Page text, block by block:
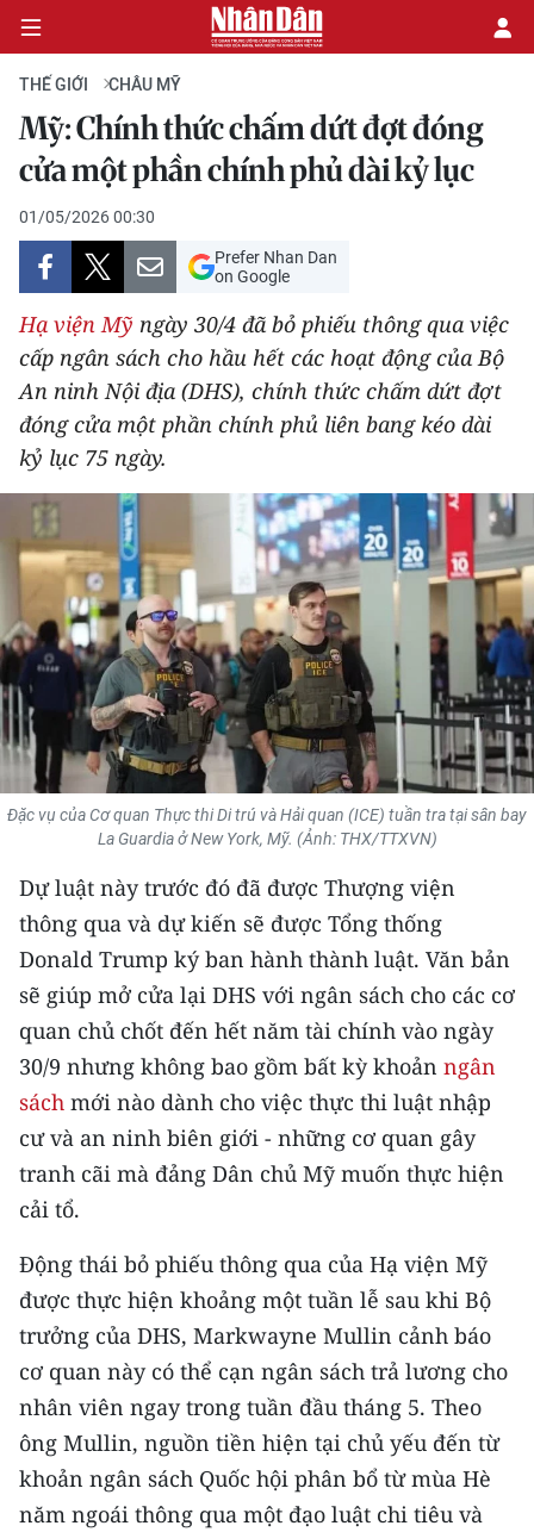
CHÍNH TRỊ
KINH TẾ
VĂN HÓA
XÃ HỘI
PHÁP LUẬT
DU LỊCH
THẾ GIỚI
THỂ THAO
GIÁO DỤC
Y TẾ
KHOA HỌC - CÔNG NGHỆ
MÔI TRƯỜNG
BẠN ĐỌC
KIỂM CHỨNG THÔNG TIN
TRI THỨC CHUYÊN SÂU
54 DÂN TỘC VIỆT NAM
CHƯƠNG TRÌNH OCOP - MỖI XÃ
MỘT SẢN PHẨM
RADIO
E-Magazine
Video
Media Chính trị
Media Kinh tế
Media Văn hóa
THẾ GIỚI CHÂU MỸ
Mỹ: Chính thức chấm dứt đợt đóng
cửa một phần chính phủ dài kỷ lục
01/05/2026 00:30
Prefer Nhan Dan
on Google
Hạ viện Mỹ ngày 30/4 đã bỏ phiếu thông qua việc
cấp ngân sách cho hầu hết các hoạt động của Bộ
An ninh Nội địa (DHS), chính thức chấm dứt đợt
đóng cửa một phần chính phủ liên bang kéo dài
kỷ lục 75 ngày.
Đặc vụ của Cơ quan Thực thi Di trú và Hải quan (ICE) tuần tra tại sân bay
La Guardia ở New York, Mỹ. (Ảnh: THX/TTXVN)
Dự luật này trước đó đã được Thượng viện
thông qua và dự kiến sẽ được Tổng thống
Donald Trump ký ban hành thành luật. Văn bản
sẽ giúp mở cửa lại DHS với ngân sách cho các cơ
quan chủ chốt đến hết năm tài chính vào ngày
30/9 nhưng không bao gồm bất kỳ khoản ngân
sách mới nào dành cho việc thực thi luật nhập
cư và an ninh biên giới - những cơ quan gây
tranh cãi mà đảng Dân chủ Mỹ muốn thực hiện
cải tổ.
Động thái bỏ phiếu thông qua của Hạ viện Mỹ
được thực hiện khoảng một tuần lễ sau khi Bộ
trưởng của DHS, Markwayne Mullin cảnh báo
cơ quan này có thể cạn ngân sách trả lương cho
nhân viên ngay trong tuần đầu tháng 5. Theo
ông Mullin, nguồn tiền hiện tại chủ yếu đến từ
khoản ngân sách Quốc hội phân bổ từ mùa Hè
năm ngoái thông qua một đạo luật chi tiêu và